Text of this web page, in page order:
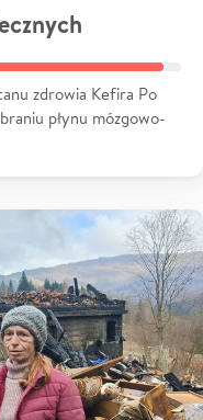
zdrowia Kefira Po
płynu mózgowo-